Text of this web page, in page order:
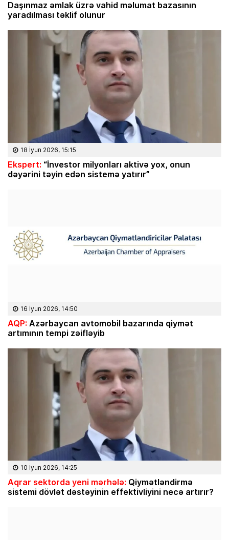
Daşınmaz əmlak üzrə vahid məlumat bazasının
yaradılması təklif olunur
18 İyun 2026, 15:15
Ekspert: “İnvestor milyonları aktivə yox, onun
dəyərini təyin edən sistemə yatırır”
16 İyun 2026, 14:50
AQP: Azərbaycan avtomobil bazarında qiymət
artımının tempi zəifləyib
10 İyun 2026, 14:25
Aqrar sektorda yeni mərhələ: Qiymətləndirmə
sistemi dövlət dəstəyinin effektivliyini necə artırır?